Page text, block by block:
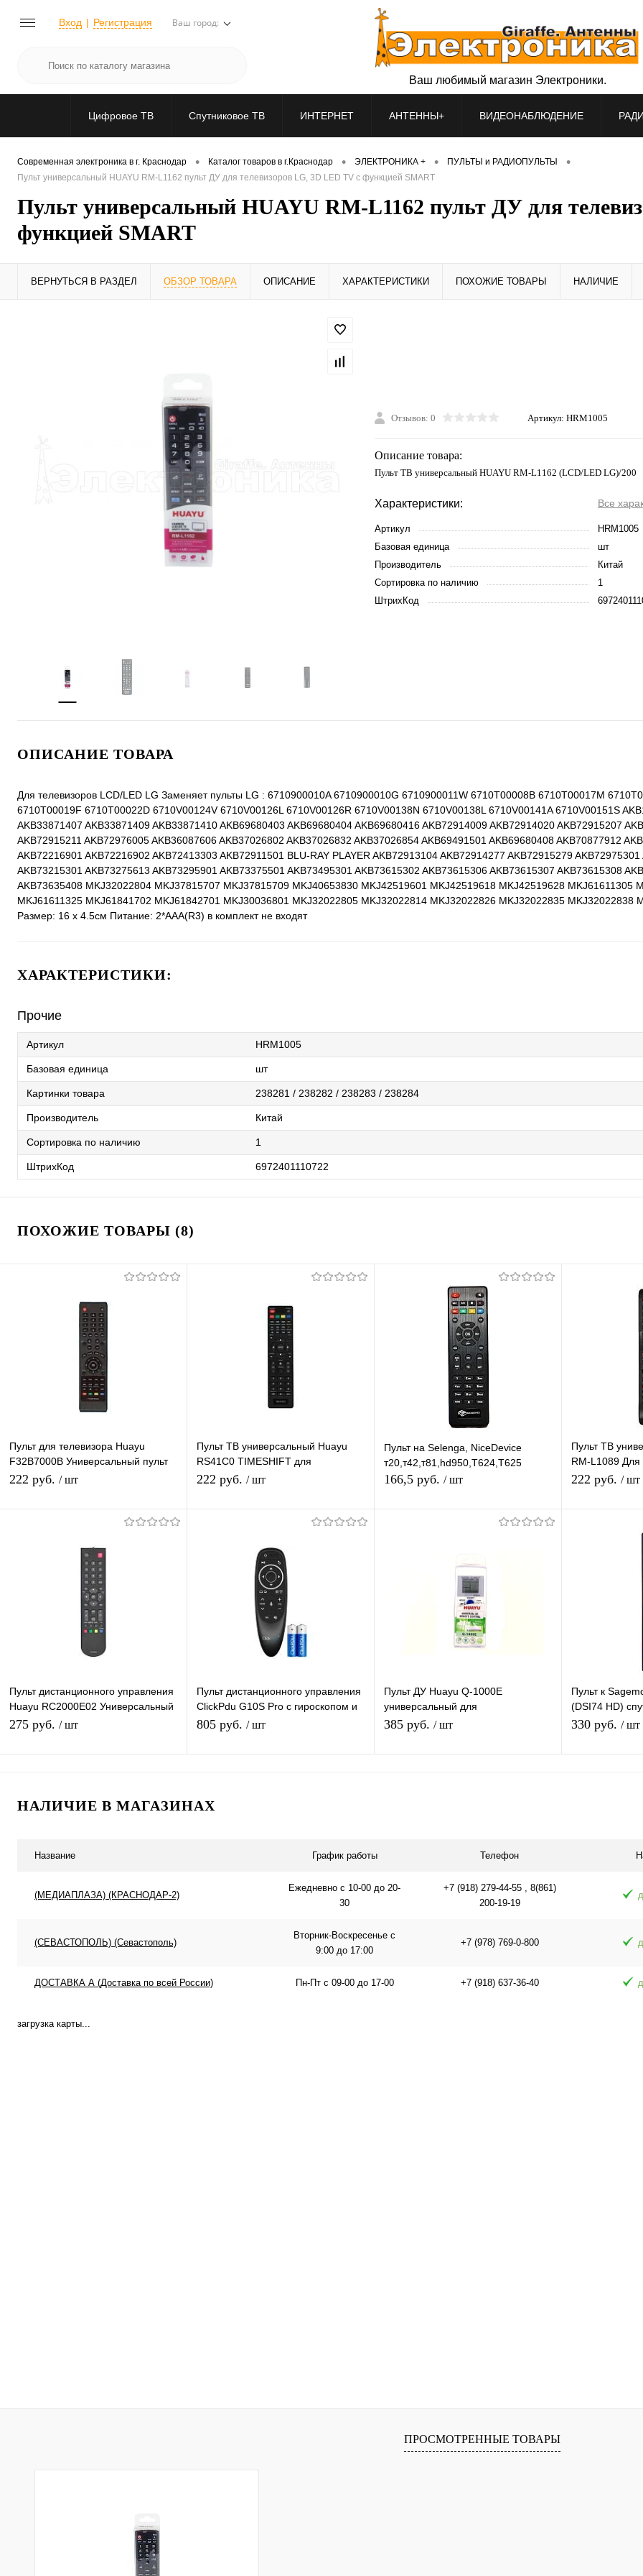
Вход Регистрация Ваш город:
Ваш любимый магазин Электроники.
Цифровое ТВ Спутниковое ТВ ИНТЕРНЕТ АНТЕННЫ+ ВИДЕОНАБЛЮДЕНИЕ
Современная электроника в г. Краснодар • Каталог товаров в г.Краснодар • ЭЛЕКТРОНИКА + • ПУЛЬТЫ и РАДИОПУЛЬТЫ •
Пульт универсальный HUAYU RM-L1162 пульт ДУ для телевизоров LG, 3D LED TV с функцией SMART
Пульт универсальный HUAYU RM-L1162 пульт ДУ для
функцией SMART
ВЕРНУТЬСЯ В РАЗДЕЛ ОБЗОР ТОВАРА ОПИСАНИЕ ХАРАКТЕРИСТИКИ ПОХОЖИЕ ТОВАРЫ НАЛИЧИЕ
Отзывов: 0 Артикул: HRM1005
Описание товара:
Пульт ТВ универсальный HUAYU RM-L1162 (LCD/LED LG)/200
Характеристики: Все
Артикул
HRM1005
Базовая единица
шт
Производитель
Китай
Сортировка по наличию
1
ШтрихКод
ОПИСАНИЕ ТОВАРА
Для телевизоров LCD/LED LG Заменяет пульты LG : 6710900010A 6710900010G 6710900011W 6710T00008B 6710T00017M
6710T00019F 6710T00022D 6710V00124V 6710V00126L 6710V00126R 6710V00138N 6710V00138L 6710V00141A 6710V00151S
AKB33871407 AKB33871409 AKB33871410 AKB69680403 AKB69680404 AKB69680416 AKB72914009 AKB72914020 AKB72915207
AKB72915211 AKB72976005 AKB36087606 AKB37026802 AKB37026832 AKB37026854 AKB69491501 AKB69680408 AKB70877912
AKB72216901 AKB72216902 AKB72413303 AKB72911501 BLU-RAY PLAYER AKB72913104 AKB72914277 AKB72915279 AKB72975301
AKB73215301 AKB73275613 AKB73295901 AKB73375501 AKB73495301 AKB73615302 AKB73615306 AKB73615307 AKB73615308
AKB73635408 MKJ32022804 MKJ37815707 MKJ37815709 MKJ40653830 MKJ42519601 MKJ42519618 MKJ42519628 MKJ61611305
MKJ61611325 MKJ61841702 MKJ61842701 MKJ30036801 MKJ32022805 MKJ32022814 MKJ32022826 MKJ32022835 MKJ32022838
Размер: 16 х 4.5см Питание: 2*ААA(R3) в комплект не входят
ХАРАКТЕРИСТИКИ:
Прочие
Артикул HRM1005
Базовая единица шт
Картинки товара 238281 / 238282 / 238283 / 238284
Производитель Китай
Сортировка по наличию 1
ШтрихКод 6972401110722
ПОХОЖИЕ ТОВАРЫ (8)
Пульт для телевизора Huayu
F32B7000B Универсальный пульт
ду для тв DEXP
222 руб. / шт
Купить в 1 клик
Пульт ТВ универсальный Huayu
RS41C0 TIMESHIFT для
телевизоров Vekta, ECON, Shivaki,
222 руб. / шт
Купить в 1 клик
В избранное
Пульт на Selenga, NiceDevice
т20,т42,т81,hd950,T624,T625
166,5 руб. / шт
Купить в 1 клик
Пульт ТВ
RM-L1089 Для
(LCD/LED
222 руб. / шт
Купить в 1
Пульт дистанционного управления
Huayu RC2000E02 Универсальный
пульт для разных моделей
275 руб. / шт
Пульт дистанционного управления
ClickPdu G10S Pro с гироскопом и
голосовым управлением +
805 руб. / шт
Пульт ДУ Huayu Q-1000E
универсальный для
кондиционеров 1000 в 1
385 руб. / шт
Пульт к
(DSI74 HD)
НТВ +
330 руб. / шт
НАЛИЧИЕ В МАГАЗИНАХ
Название График работы Телефон
(МЕДИАПЛАЗА) (КРАСНОДАР-2)
Ежедневно с 10-00 до 20-
30
+7 (918) 279-44-55 , 8(861)
200-19-19
(СЕВАСТОПОЛЬ) (Севастополь)
Вторник-Воскресенье с
9:00 до 17:00
+7 (978) 769-0-800
ДОСТАВКА А (Доставка по всей России) Пн-Пт с 09-00 до 17-00 +7 (918) 637-36-40
загрузка карты...
ПРОСМОТРЕННЫЕ ТОВАРЫ